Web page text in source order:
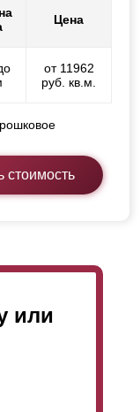
Цена
от 11962
руб. кв.м.
стоимость
или